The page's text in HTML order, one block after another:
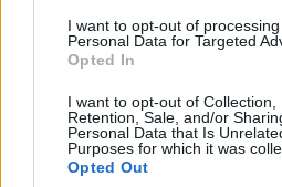
I want to opt-out of
Personal Data for Targeted
Opted In
I want to opt-out of Collection,
Retention, Sale, and/or
Personal Data that Is
Purposes for which it was
Opted Out
X